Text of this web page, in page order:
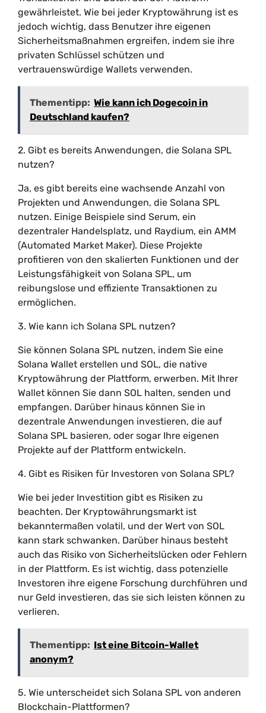
gewährleistet. Wie bei jeder Kryptowährung ist es
jedoch wichtig, dass Benutzer ihre eigenen
Sicherheitsmaßnahmen ergreifen, indem sie ihre
privaten Schlüssel schützen und
vertrauenswürdige Wallets verwenden.
Thementipp: Wie kann ich Dogecoin in
Deutschland kaufen?
2. Gibt es bereits Anwendungen, die Solana SPL
nutzen?
Ja, es gibt bereits eine wachsende Anzahl von
Projekten und Anwendungen, die Solana SPL
nutzen. Einige Beispiele sind Serum, ein
dezentraler Handelsplatz, und Raydium, ein AMM
(Automated Market Maker). Diese Projekte
profitieren von den skalierten Funktionen und der
Leistungsfähigkeit von Solana SPL, um
reibungslose und effiziente Transaktionen zu
ermöglichen.
3. Wie kann ich Solana SPL nutzen?
Sie können Solana SPL nutzen, indem Sie eine
Solana Wallet erstellen und SOL, die native
Kryptowährung der Plattform, erwerben. Mit Ihrer
Wallet können Sie dann SOL halten, senden und
empfangen. Darüber hinaus können Sie in
dezentrale Anwendungen investieren, die auf
Solana SPL basieren, oder sogar Ihre eigenen
Projekte auf der Plattform entwickeln.
4. Gibt es Risiken für Investoren von Solana SPL?
Wie bei jeder Investition gibt es Risiken zu
beachten. Der Kryptowährungsmarkt ist
bekanntermaßen volatil, und der Wert von SOL
kann stark schwanken. Darüber hinaus besteht
auch das Risiko von Sicherheitslücken oder Fehlern
in der Plattform. Es ist wichtig, dass potenzielle
Investoren ihre eigene Forschung durchführen und
nur Geld investieren, das sie sich leisten können zu
verlieren.
Thementipp: Ist eine Bitcoin-Wallet
anonym?
5. Wie unterscheidet sich Solana SPL von anderen
Blockchain-Plattformen?